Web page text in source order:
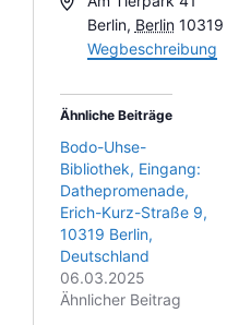
s
s
e
Berlin, Berlin 10319
Wegbeschreibung
Ähnliche Beiträge
Bodo-Uhse-
Bibliothek, Eingang:
Dathepromenade,
Erich-Kurz-Straße 9,
10319 Berlin,
Deutschland
06.03.2025
Ähnlicher Beitrag